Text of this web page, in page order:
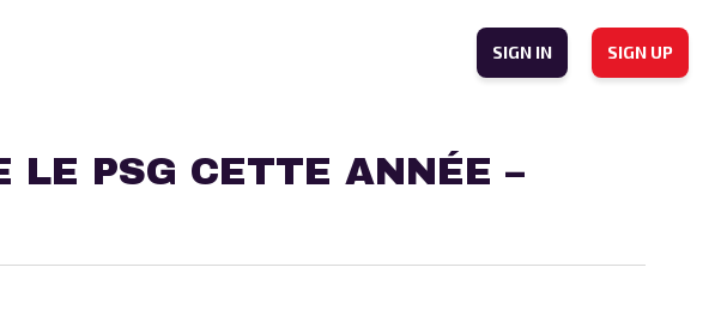
SIGN IN SIGN UP
PSG CETTE ANNÉE –